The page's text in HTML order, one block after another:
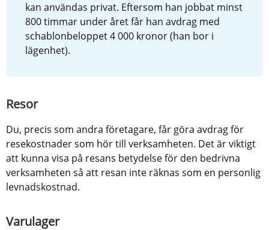
kan användas privat. Eftersom han jobbat minst
800 timmar under året får han avdrag med
schablonbeloppet 4 000 kronor (han bor i
lägenhet).
Resor
Du, precis som andra företagare, får göra avdrag för
resekostnader som hör till verksamheten. Det är viktigt
att kunna visa på resans betydelse för den bedrivna
verksamheten så att resan inte räknas som en personlig
levnadskostnad.
Varulager